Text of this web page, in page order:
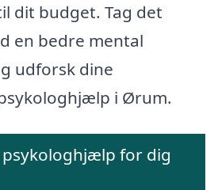
dit budget. Tag det
en bedre mental
udforsk dine
i Ørum.
for dig